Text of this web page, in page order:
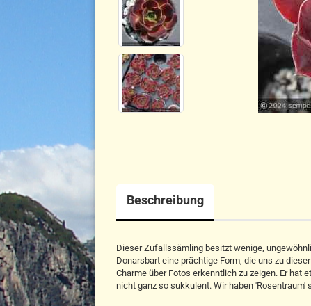
Beschreibung
Dieser Zufallssämling besitzt wenige,
Donarsbart eine prächtige Form, die uns zu
Charme über Fotos erkenntlich zu zeigen. Er hat
nicht ganz so sukkulent. Wir haben